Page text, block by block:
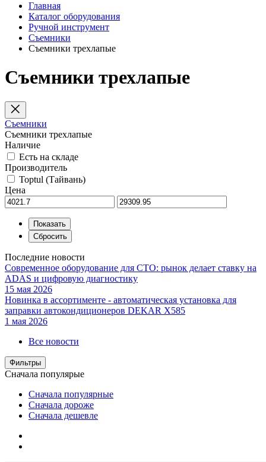
Главная
Каталог оборудования
Ручной инструмент
Съемники
Съемники трехлапые
Съемники трехлапые
Съемники
Съемники трехлапые
Наличие
Есть на складе
Производитель
Toptul (Тайвань)
Цена
Последние новости
Современное оборудование для СТО: рынок делает ставку на
ADAS и цифровую диагностику
15 мая 2026
Новинка в ассортименте - автоматическая установка для
заправки автокондиционеров DEKAR X585
1 мая 2026
Все новости
Фильтры
Сначала популярые
Сначала популярные
Сначала дороже
Сначала дешевле